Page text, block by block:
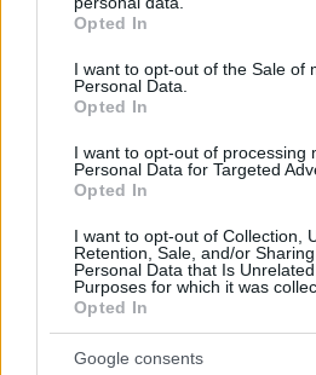
grant or deny consent to Google
use your data for below specified
consent section.
Opted In
I want to opt-out of the Sale of
Personal Data.
Opted In
I want to opt-out of processing
Personal Data for Targeted
Opted In
I want to opt-out of Collection,
Retention, Sale, and/or
Personal Data that Is
Purposes for which it was
Opted In
Google consents
εκτυπώνονται με laser στο
οποιαδήποτε προσπάθεια
που ενισχύουν την
προσπάθειες
- Περιλαμβάνει μηχανικώς
(MRZ)
- Ενσωματώνει ηλεκτρονικό